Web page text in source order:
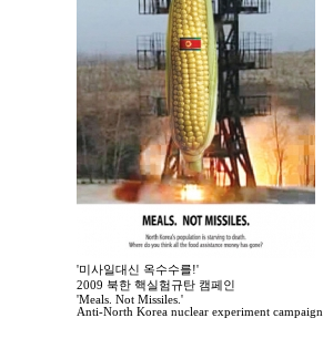
'미사일대신 옥수수를!'
2009 북한 핵실험규탄 캠페인
'Meals. Not Missiles.'
Anti-North Korea nuclear experiment campaign